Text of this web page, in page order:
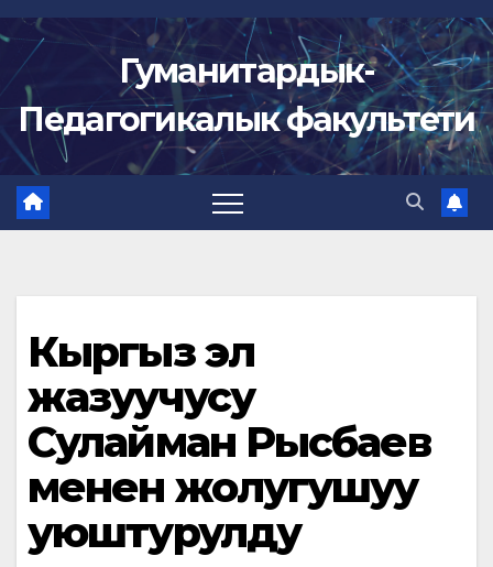
Skip
to
content
Гуманитардык-
Педагогикалык факультети
Кыргыз эл
жазуучусу
Сулайман Рысбаев
менен жолугушуу
уюштурулду